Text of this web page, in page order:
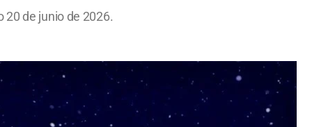
20 de junio de 2026.